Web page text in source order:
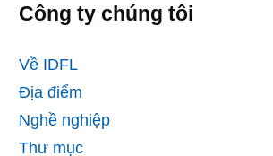
Công ty chúng tôi
Về IDFL
Địa điểm
Nghề nghiệp
Thư mục